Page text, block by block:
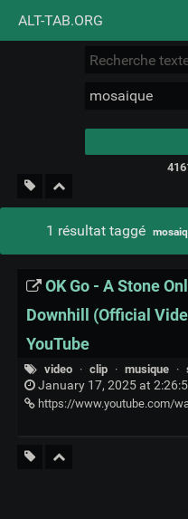
ALT-TAB.ORG
Nuage de tags Mur
1 résultat taggé
OK Go - A Stone
Downhill (Official
YouTube
video · clip · musique ·
January 17, 2025 at
https://www.youtube.com/